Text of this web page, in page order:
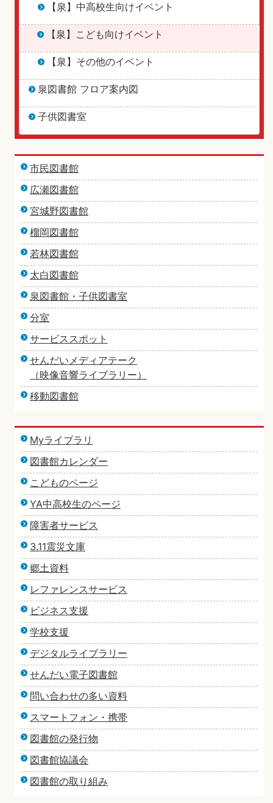
【泉】中高校生向けイベント
【泉】こども向けイベント
【泉】その他のイベント
泉図書館 フロア案内図
子供図書室
市民図書館
広瀬図書館
宮城野図書館
榴岡図書館
若林図書館
太白図書館
泉図書館・子供図書室
分室
サービススポット
せんだいメディアテーク
（映像音響ライブラリー）
移動図書館
Myライブラリ
図書館カレンダー
こどものページ
YA中高校生のページ
障害者サービス
3.11震災文庫
郷土資料
レファレンスサービス
ビジネス支援
学校支援
デジタルライブラリー
せんだい電子図書館
問い合わせの多い資料
スマートフォン・携帯
図書館の発行物
図書館協議会
図書館の取り組み